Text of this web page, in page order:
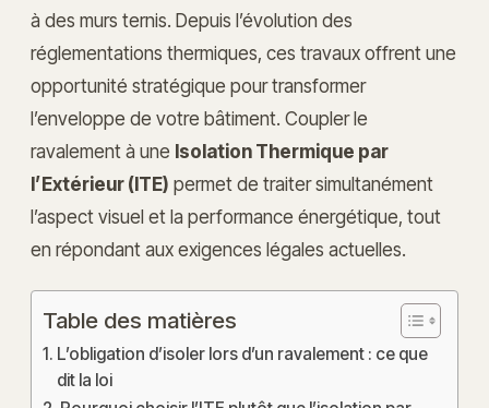
à des murs ternis. Depuis l’évolution des
réglementations thermiques, ces travaux offrent une
opportunité stratégique pour transformer
l’enveloppe de votre bâtiment. Coupler le
ravalement à une Isolation Thermique par
l’Extérieur (ITE) permet de traiter simultanément
l’aspect visuel et la performance énergétique, tout
en répondant aux exigences légales actuelles.
Table des matières
L’obligation d’isoler lors d’un ravalement : ce que
dit la loi